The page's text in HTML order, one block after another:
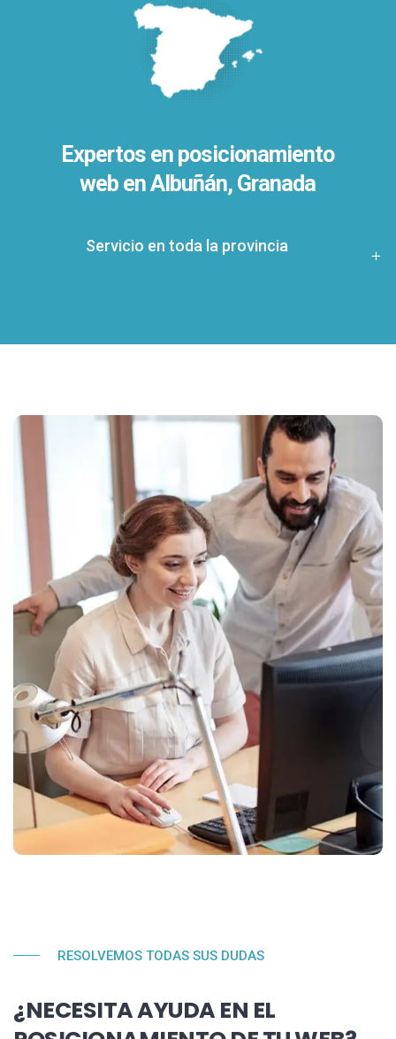
Expertos en posicionamiento
web en Albuñán, Granada
Servicio en toda la provincia
RESOLVEMOS TODAS SUS DUDAS
¿NECESITA AYUDA EN EL